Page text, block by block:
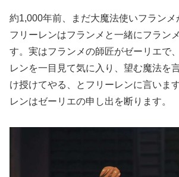
約1,000年前、まだ大魔法使いフランメ
フリーレンはフランメと一緒にフラン
す。実はフランメの師匠がゼーリエで
レンを一目見て気に入り、望む魔法を
け授けてやる、とフリーレンに言いま
レンはゼーリエの申し出を断ります。